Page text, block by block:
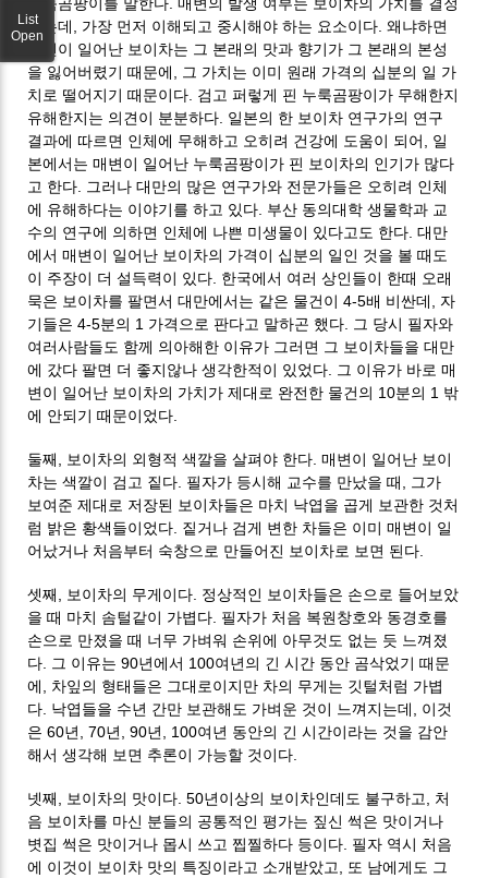
누룩곰팡이를 말한다. 매변의 발생 여부는 보이차의 가치를 결정
하는데, 가장 먼저 이해되고 중시해야 하는 요소이다. 왜냐하면
매변이 일어난 보이차는 그 본래의 맛과 향기가 그 본래의 본성
을 잃어버렸기 때문에, 그 가치는 이미 원래 가격의 십분의 일 가
치로 떨어지기 때문이다. 검고 퍼렇게 핀 누룩곰팡이가 무해한지
유해한지는 의견이 분분하다. 일본의 한 보이차 연구가의 연구
결과에 따르면 인체에 무해하고 오히려 건강에 도움이 되어, 일
본에서는 매변이 일어난 누룩곰팡이가 핀 보이차의 인기가 많다
고 한다. 그러나 대만의 많은 연구가와 전문가들은 오히려 인체
에 유해하다는 이야기를 하고 있다. 부산 동의대학 생물학과 교
수의 연구에 의하면 인체에 나쁜 미생물이 있다고도 한다. 대만
에서 매변이 일어난 보이차의 가격이 십분의 일인 것을 볼 때도
이 주장이 더 설득력이 있다. 한국에서 여러 상인들이 한때 오래
묵은 보이차를 팔면서 대만에서는 같은 물건이 4-5배 비싼데, 자
기들은 4-5분의 1 가격으로 판다고 말하곤 했다. 그 당시 필자와
여러사람들도 함께 의아해한 이유가 그러면 그 보이차들을 대만
에 갔다 팔면 더 좋지않나 생각한적이 있었다. 그 이유가 바로 매
변이 일어난 보이차의 가치가 제대로 완전한 물건의 10분의 1 밖
에 안되기 때문이었다.
둘째, 보이차의 외형적 색깔을 살펴야 한다. 매변이 일어난 보이
차는 색깔이 검고 짙다. 필자가 등시해 교수를 만났을 때, 그가
보여준 제대로 저장된 보이차들은 마치 낙엽을 곱게 보관한 것처
럼 밝은 황색들이었다. 짙거나 검게 변한 차들은 이미 매변이 일
어났거나 처음부터 숙창으로 만들어진 보이차로 보면 된다.
셋째, 보이차의 무게이다. 정상적인 보이차들은 손으로 들어보았
을 때 마치 솜털같이 가볍다. 필자가 처음 복원창호와 동경호를
손으로 만졌을 때 너무 가벼워 손위에 아무것도 없는 듯 느껴졌
다. 그 이유는 90년에서 100여년의 긴 시간 동안 곰삭었기 때문
에, 차잎의 형태들은 그대로이지만 차의 무게는 깃털처럼 가볍
다. 낙엽들을 수년 간만 보관해도 가벼운 것이 느껴지는데, 이것
은 60년, 70년, 90년, 100여년 동안의 긴 시간이라는 것을 감안
해서 생각해 보면 추론이 가능할 것이다.
넷째, 보이차의 맛이다. 50년이상의 보이차인데도 불구하고, 처
음 보이차를 마신 분들의 공통적인 평가는 짚신 썩은 맛이거나
볏집 썩은 맛이거나 몹시 쓰고 찝찔하다 등이다. 필자 역시 처음
에 이것이 보이차 맛의 특징이라고 소개받았고, 또 남에게도 그
List
Open